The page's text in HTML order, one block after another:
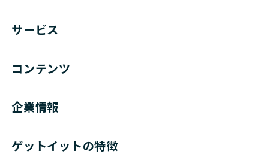
サービス
コンテンツ
企業情報
ゲットイットの特徴